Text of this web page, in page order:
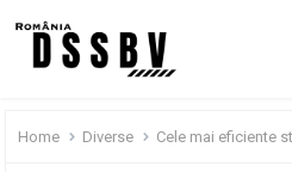
Home Diverse Cele mai eficiente strategii